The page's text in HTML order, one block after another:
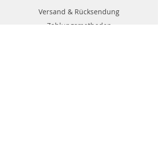
Versand & Rücksendung
Zahlungsmethoden